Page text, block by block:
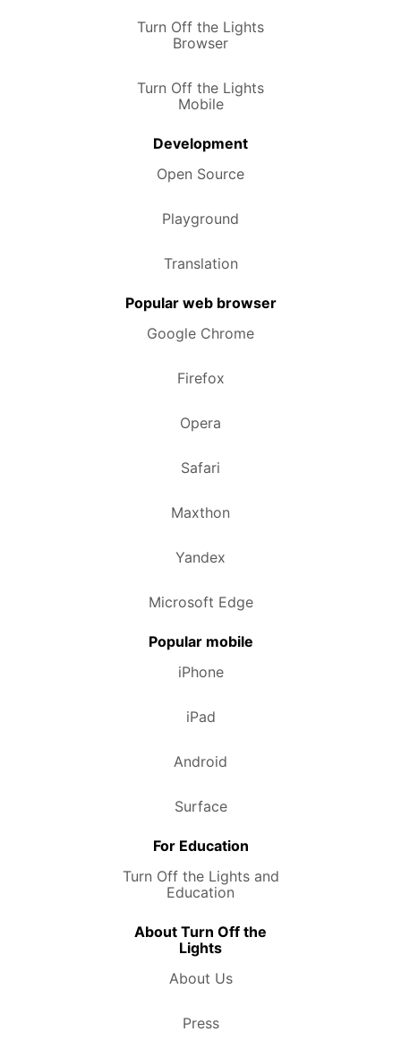
Turn Off the Lights
Browser
Turn Off the Lights
Mobile
Development
Open Source
Playground
Translation
Popular web browser
Google Chrome
Firefox
Opera
Safari
Maxthon
Yandex
Microsoft Edge
Popular mobile
iPhone
iPad
Android
Surface
For Education
Turn Off the Lights and
Education
About Turn Off the
Lights
About Us
Press